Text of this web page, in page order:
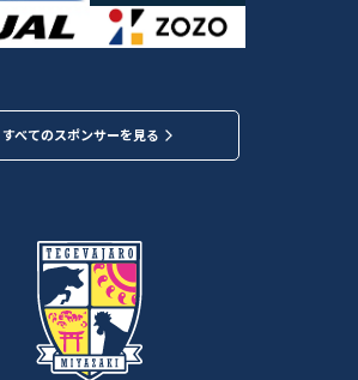
すべてのスポンサーを見る